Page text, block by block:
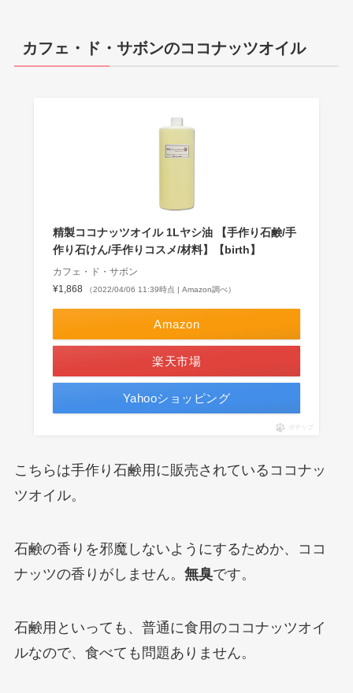
カフェ・ド・サボンのココナッツオイル
精製ココナッツオイル 1Lヤシ油 【手作り石鹸/手
作り石けん/手作りコスメ/材料】【birth】
カフェ・ド・サボン
¥1,868
（2022/04/06 11:39時点 | Amazon調べ）
Amazon
楽天市場
Yahooショッピング
ポチップ
こちらは手作り石鹸用に販売されているココナッ
ツオイル。
石鹸の香りを邪魔しないようにするためか、ココ
ナッツの香りがしません。 無臭です。
石鹸用といっても、普通に食用のココナッツオイ
ルなので、食べても問題ありません。